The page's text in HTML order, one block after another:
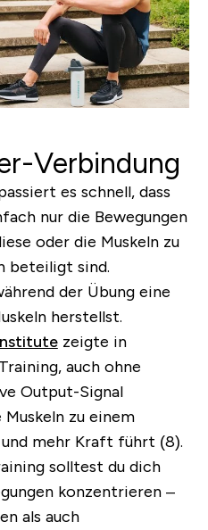
Verbindung
es schnell, dass
nur die Bewegungen
oder die Muskeln zu
beteiligt sind.
der Übung eine
herstellst.
zeigte in
auch ohne
Output-Signal
zu einem
mehr Kraft führt (8).
solltest du dich
konzentrieren –
als auch